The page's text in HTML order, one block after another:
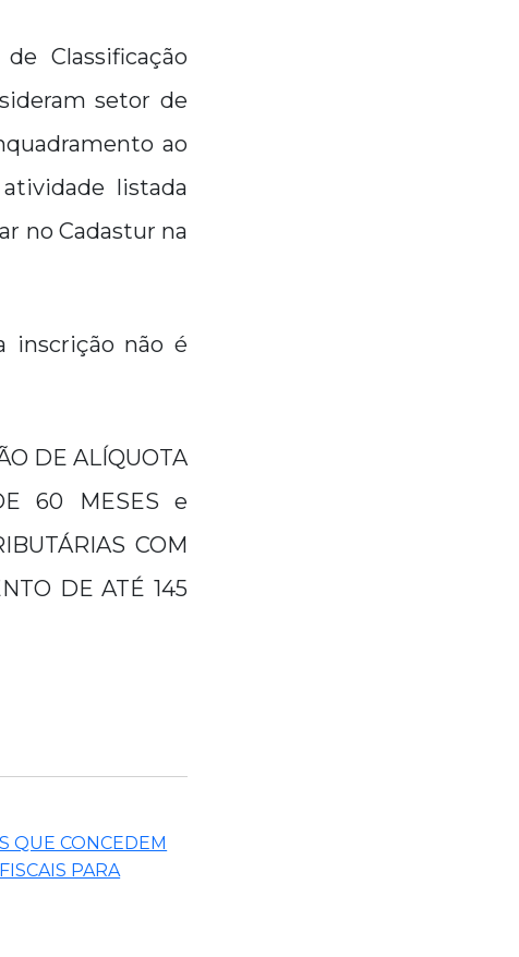
Classificação
setor de
ao
listada
no Cadastur na
inscrição não é
DE ALÍQUOTA
60 MESES e
COM
DE ATÉ 145
QUE CONCEDEM
PARA